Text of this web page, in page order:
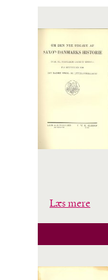
Læs mere